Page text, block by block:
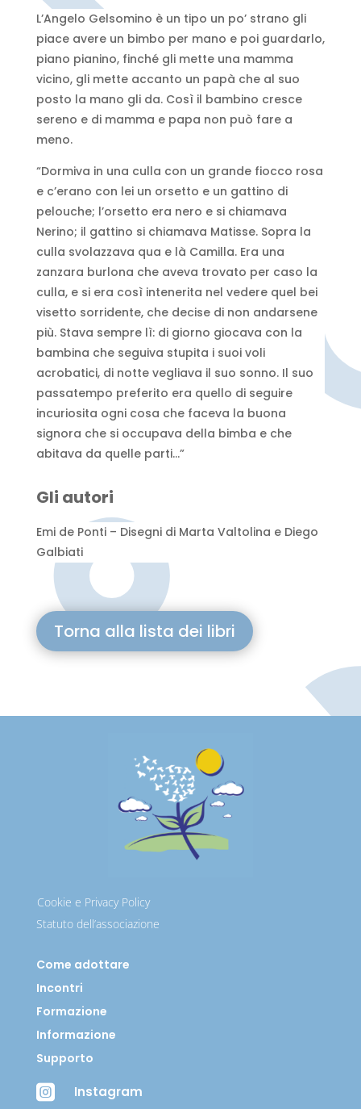
L’Angelo Gelsomino è un tipo un po’ strano gli
piace avere un bimbo per mano e poi guardarlo,
piano pianino, finché gli mette una mamma
vicino, gli mette accanto un papà che al suo
posto la mano gli da. Così il bambino cresce
sereno e di mamma e papa non può fare a
meno.
“Dormiva in una culla con un grande fiocco rosa
e c’erano con lei un orsetto e un gattino di
pelouche; l’orsetto era nero e si chiamava
Nerino; il gattino si chiamava Matisse. Sopra la
culla svolazzava qua e là Camilla. Era una
zanzara burlona che aveva trovato per caso la
culla, e si era così intenerita nel vedere quel bei
visetto sorridente, che decise di non andarsene
più. Stava sempre lì: di giorno giocava con la
bambina che seguiva stupita i suoi voli
acrobatici, di notte vegliava il suo sonno. Il suo
passatempo preferito era quello di seguire
incuriosita ogni cosa che faceva la buona
signora che si occupava della bimba e che
abitava da quelle parti…”
Gli autori
Emi de Ponti – Disegni di Marta Valtolina e Diego
Galbiati
Torna alla lista dei libri
Cookie e Privacy Policy
Statuto dell’associazione
Come adottare
Incontri
Formazione
Informazione
Supporto
 Instagram